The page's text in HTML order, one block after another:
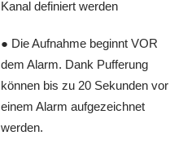
Kanal definiert werden
● Die Aufnahme beginnt VOR
dem Alarm. Dank Pufferung
können bis zu 20 Sekunden vor
einem Alarm aufgezeichnet
werden.